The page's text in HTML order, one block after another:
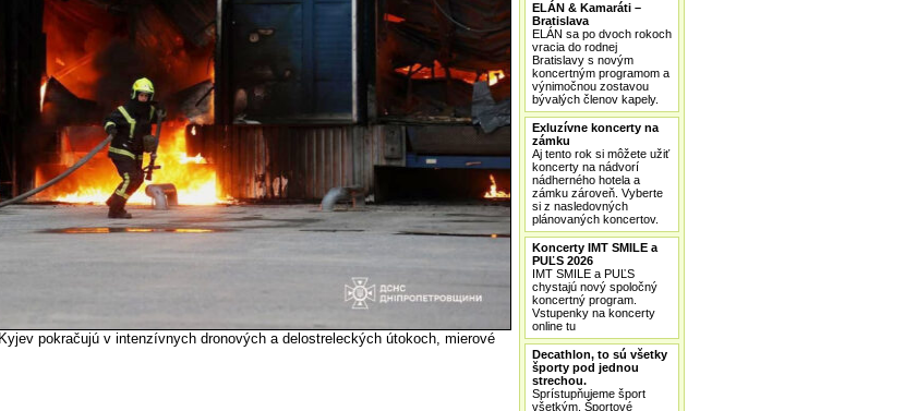
pokračujú v intenzívnych dronových a delostreleckých útokoch, mierové
ELÁN & Kamaráti –
Bratislava
ELÁN sa po dvoch rokoch
vracia do rodnej
Bratislavy s novým
koncertným programom a
výnimočnou zostavou
bývalých členov kapely.
Exluzívne koncerty na
zámku
Aj tento rok si môžete užiť
koncerty na nádvorí
nádherného hotela a
zámku zároveň. Vyberte
si z nasledovných
plánovaných koncertov.
Koncerty IMT SMILE a
PUĽS 2026
IMT SMILE a PUĽS
chystajú nový spoločný
koncertný program.
Vstupenky na koncerty
online tu
Decathlon, to sú všetky
športy pod jednou
strechou.
Sprístupňujeme šport
všetkým. Športové